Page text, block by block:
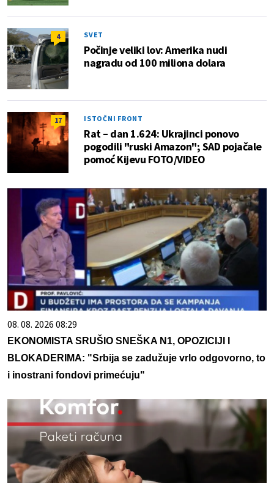
4 SVET
Počinje veliki lov: Amerika nudi
nagradu od 100 miliona dolara
17 ISTOČNI FRONT
Rat – dan 1.624: Ukrajinci ponovo
pogodili "ruski Amazon"; SAD pojačale
pomoć Kijevu FOTO/VIDEO
08. 08. 2026 08:29
EKONOMISTA SRUŠIO SNEŠKA N1, OPOZICIJI I
BLOKADERIMA: "Srbija se zadužuje vrlo odgovorno, to
i inostrani fondovi primećuju"